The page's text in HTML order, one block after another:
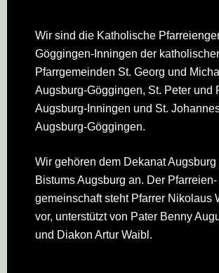
Footer
Wir sind die Katholische
Göggingen-Inningen der
Pfarrgemeinden St. Georg und
Augsburg-Göggingen, St. Peter und
Augsburg-Inningen und St.
Augsburg-Göggingen.
Wir gehören dem Dekanat Augsburg
Bistums Augsburg an. Der Pfarreien­
gemeinschaft steht Pfarrer Nikolaus
vor, unterstützt von Pater Benny
und Diakon Artur Waibl.